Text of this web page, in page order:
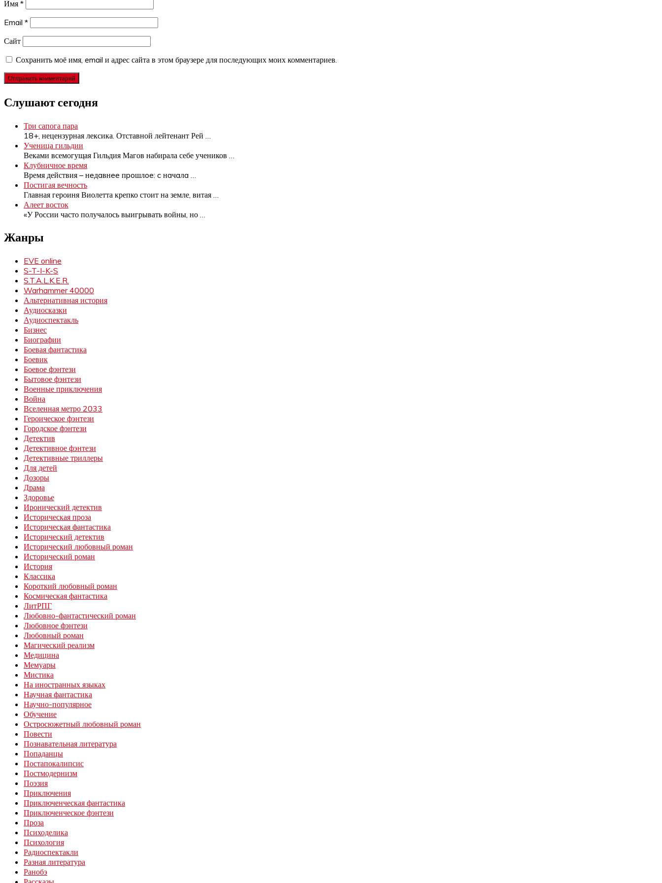
Имя *
Email *
Сайт
Сохранить моё имя, email и адрес сайта в этом браузере для последующих моих комментариев.
Слушают сегодня
Три сапога пара
18+, нецензурная лексика. Отставной лейтенант Рей
Ученица гильдии
Веками всемогущая Гильдия Магов набирала себе учеников
Клубничное время
Время действия – нeдaвнee пpoшлoe: c нaчaлa
Постигая вечность
Главная героиня Виолетта крепко стоит на земле, витая
Алеет восток
«У России часто получалось выигрывать войны, но
Жанры
EVE online
S-T-I-K-S
S.T.A.L.K.E.R.
Warhammer 40000
Альтернативная история
Аудиосказки
Аудиоспектакль
Бизнес
Биографии
Боевая фантастика
Боевик
Боевое фэнтези
Бытовое фэнтези
Военные приключения
Война
Вселенная метро 2033
Героическое фэнтези
Городское фэнтези
Детектив
Детективное фэнтези
Детективные триллеры
Для детей
Дозоры
Драма
Здоровье
Иронический детектив
Историческая проза
Историческая фантастика
Исторический детектив
Исторический любовный роман
Исторический роман
История
Классика
Короткий любовный роман
Космическая фантастика
ЛитРПГ
Любовно-фантастический роман
Любовное фэнтези
Любовный роман
Магический реализм
Медицина
Мемуары
Мистика
На иностранных языках
Научная фантастика
Научно-популярное
Обучение
Остросюжетный любовный роман
Повести
Познавательная литература
Попаданцы
Постапокалипсис
Постмодернизм
Поэзия
Приключения
Приключенческая фантастика
Приключенческое фэнтези
Проза
Психоделика
Психология
Радиоспектакли
Разная литература
Ранобэ